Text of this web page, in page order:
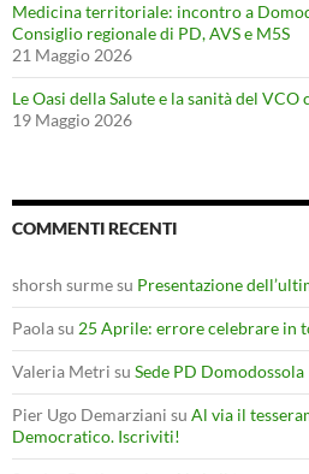
Medicina territoriale: incontro a
Consiglio regionale di PD, AVS e M5S
21 Maggio 2026
Le Oasi della Salute e la sanità del
19 Maggio 2026
COMMENTI RECENTI
shorsh surmesu Presentazione
Paolasu 25 Aprile: errore celebrare in
Valeria Metri su Sede PD Domodossola
Pier Ugo Demarziani su Al via il
Democratico. Iscriviti!